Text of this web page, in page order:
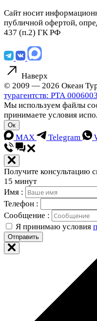
Сайт носит
публичной офертой,
437 (п.2) ГК РФ
Наверх
© 2009 — 2026 Океан
турагентств: РТА 0006003
Мы используем файлы
принимаете условия
Ок
MAX Telegram
Получите консультацию
15 минут
Имя :
Телефон :
Сообщение :
Я принимаю условия
Отправить